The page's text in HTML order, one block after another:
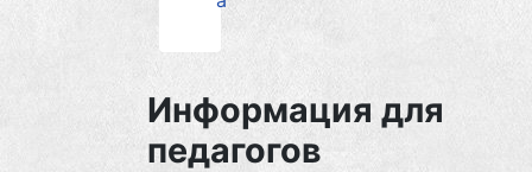
Информация для
педагогов